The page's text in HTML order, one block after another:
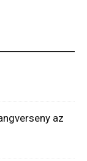
az